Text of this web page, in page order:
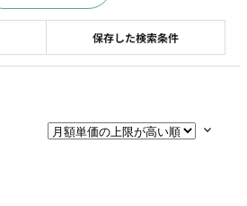
保存した検索条件